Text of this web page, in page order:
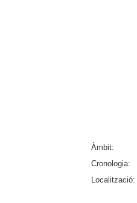
Àmbit:
Cronologia:
Localització: